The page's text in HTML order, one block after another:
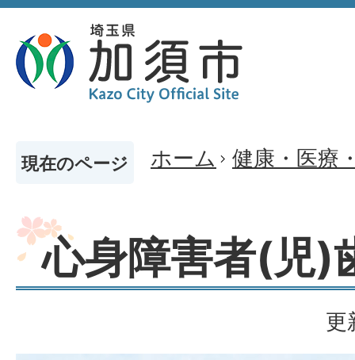
現在のページ ホーム 健康・医療
心身障害者(児)
更